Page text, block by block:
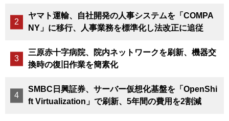
ヤマト運輸、自社開発の人事システムを「COMPA
NY」に移行、人事業務を標準化し法改正に追従
三原赤十字病院、院内ネットワークを刷新、機器交
換時の復旧作業を簡素化
SMBC日興証券、サーバー仮想化基盤を「OpenShi
ft Virtualization」で刷新、5年間の費用を2割減